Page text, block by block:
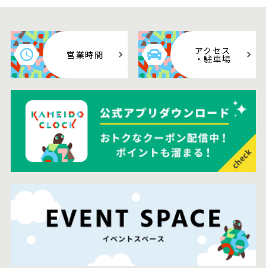
営業時間 アクセス
・駐車場